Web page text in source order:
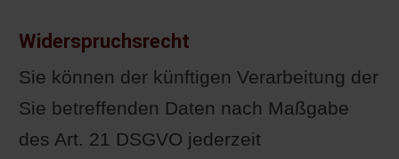
Widerspruchsrecht
Sie können der künftigen Verarbeitung der
Sie betreffenden Daten nach Maßgabe
des Art. 21 DSGVO jederzeit